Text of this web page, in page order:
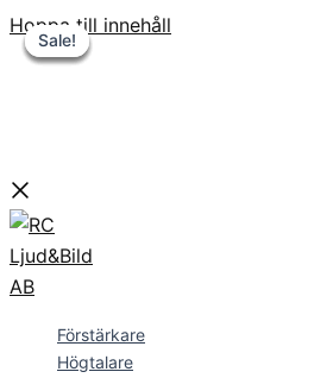
Hoppa till innehåll
Förstärkare
Högtalare
Sale!
Sale!
Sale!
Sale!
Sale!